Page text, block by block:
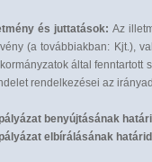
és juttatások: Az
(a továbbiakban: Kjt.),
által fenntartott
rendelkezései az
benyújtásának
elbírálásának